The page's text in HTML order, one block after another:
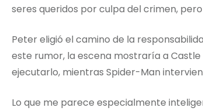
seres queridos por culpa del crimen,
Peter eligió el camino de la
este rumor, la escena mostraría a
ejecutarlo, mientras Spider-Man
Lo que me parece especialmente